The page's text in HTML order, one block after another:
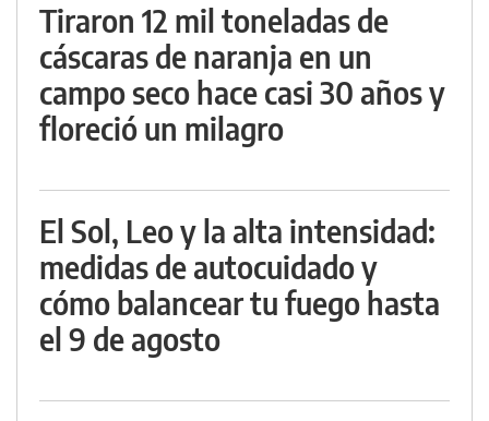
Tiraron 12 mil toneladas de
cáscaras de naranja en un
campo seco hace casi 30 años y
floreció un milagro
El Sol, Leo y la alta intensidad:
medidas de autocuidado y
cómo balancear tu fuego hasta
el 9 de agosto